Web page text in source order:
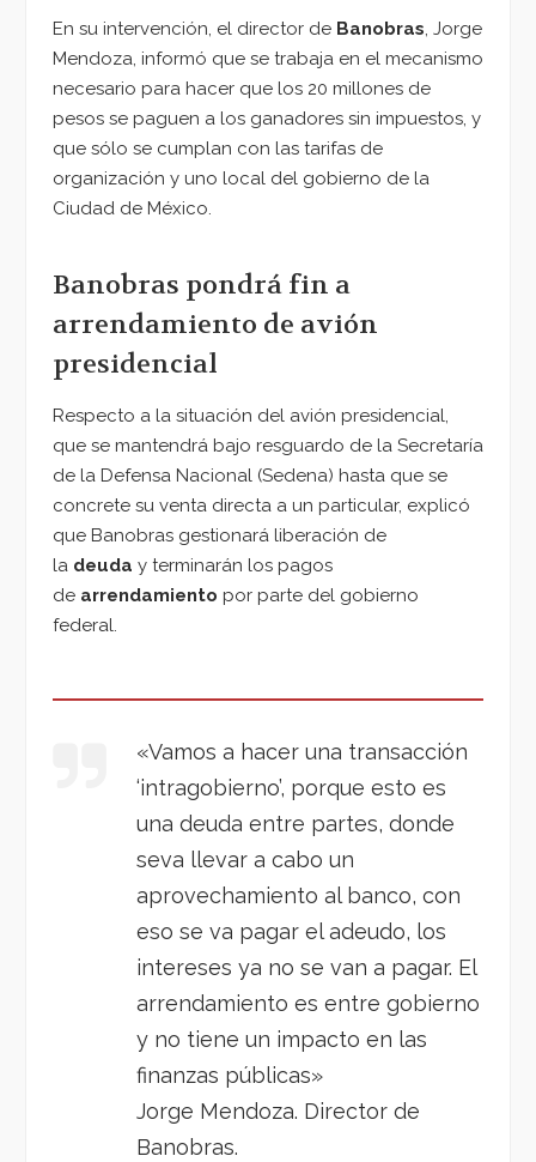
En su intervención, el director de Banobras, Jorge
Mendoza, informó que se trabaja en el mecanismo
necesario para hacer que los 20 millones de
pesos se paguen a los ganadores sin impuestos, y
que sólo se cumplan con las tarifas de
organización y uno local del gobierno de la
Ciudad de México.
Banobras pondrá fin a
arrendamiento de avión
presidencial
Respecto a la situación del avión presidencial,
que se mantendrá bajo resguardo de la Secretaría
de la Defensa Nacional (Sedena) hasta que se
concrete su venta directa a un particular, explicó
que Banobras gestionará liberación de
la deuda y terminarán los pagos
de arrendamiento por parte del gobierno
federal.
«Vamos a hacer una transacción
‘intragobierno’, porque esto es
una deuda entre partes, donde
seva llevar a cabo un
aprovechamiento al banco, con
eso se va pagar el adeudo, los
intereses ya no se van a pagar. El
arrendamiento es entre gobierno
y no tiene un impacto en las
finanzas públicas»
Jorge Mendoza. Director de
Banobras.